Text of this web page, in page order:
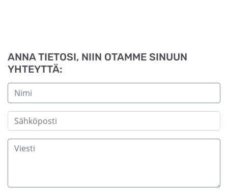
ANNA TIETOSI, NIIN OTAMME SINUUN
YHTEYTTÄ: